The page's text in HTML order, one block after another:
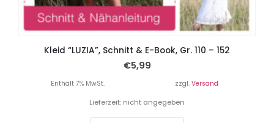
Kleid “LUZIA”, Schnitt & E-Book, Gr. 110 – 152
€5,99
Enthält 7% MwSt. zzgl. Versand
Lieferzeit: nicht angegeben